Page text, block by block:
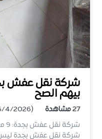
بيهم الصح
27مشاهدة
(6/4/2026)
شركة نقل عفش بجدة ليس